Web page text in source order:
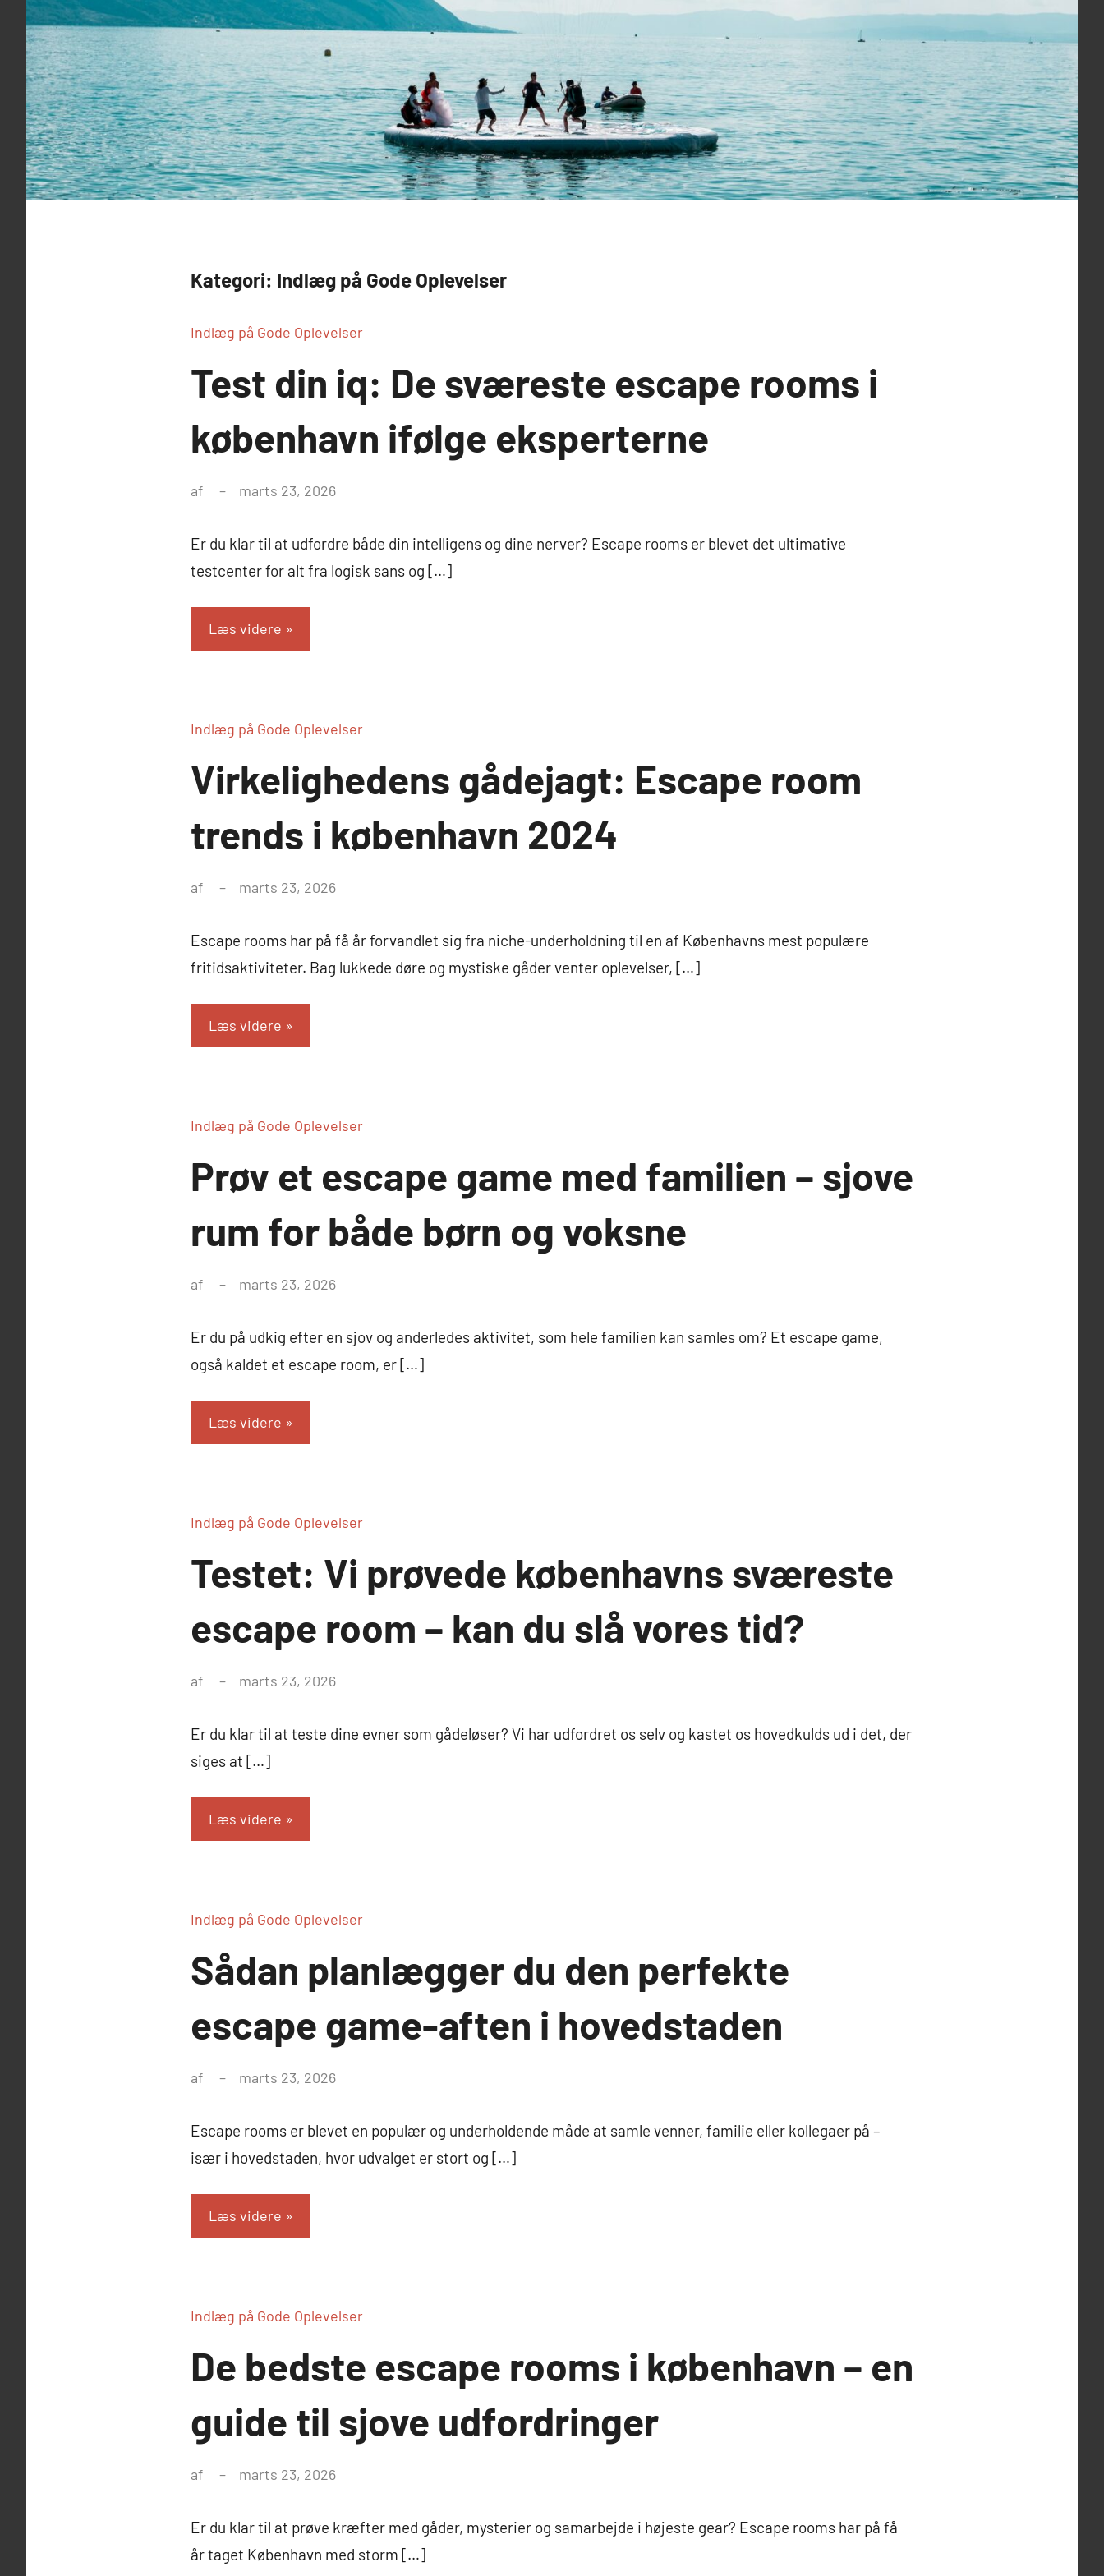
Kategori: Indlæg på Gode Oplevelser
Indlæg på Gode Oplevelser
Test din iq: De sværeste escape rooms i
københavn ifølge eksperterne
af marts 23, 2026
Er du klar til at udfordre både din intelligens og dine nerver? Escape rooms er blevet det ultimative
testcenter for alt fra logisk sans og […]
Læs videre
Indlæg på Gode Oplevelser
Virkelighedens gådejagt: Escape room
trends i københavn 2024
af marts 23, 2026
Escape rooms har på få år forvandlet sig fra niche-underholdning til en af Københavns mest populære
fritidsaktiviteter. Bag lukkede døre og mystiske gåder venter oplevelser, […]
Læs videre
Indlæg på Gode Oplevelser
Prøv et escape game med familien – sjove
rum for både børn og voksne
af marts 23, 2026
Er du på udkig efter en sjov og anderledes aktivitet, som hele familien kan samles om? Et escape game,
også kaldet et escape room, er […]
Læs videre
Indlæg på Gode Oplevelser
Testet: Vi prøvede københavns sværeste
escape room – kan du slå vores tid?
af marts 23, 2026
Er du klar til at teste dine evner som gådeløser? Vi har udfordret os selv og kastet os hovedkulds ud i det, der
siges at […]
Læs videre
Indlæg på Gode Oplevelser
Sådan planlægger du den perfekte
escape game-aften i hovedstaden
af marts 23, 2026
Escape rooms er blevet en populær og underholdende måde at samle venner, familie eller kollegaer på –
især i hovedstaden, hvor udvalget er stort og […]
Læs videre
Indlæg på Gode Oplevelser
De bedste escape rooms i københavn – en
guide til sjove udfordringer
af marts 23, 2026
Er du klar til at prøve kræfter med gåder, mysterier og samarbejde i højeste gear? Escape rooms har på få
år taget København med storm […]